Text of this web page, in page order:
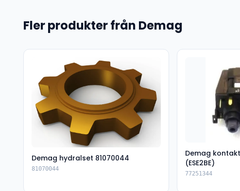
Fler produkter från Demag
Demag hydralset 81070044
81070044
Demag
(ESE2BE)
77251344